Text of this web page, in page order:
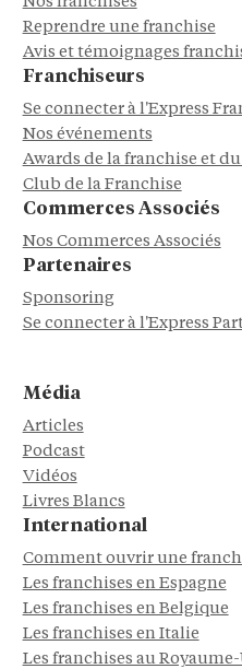
Reprendre une franchise
Avis et témoignages
Franchiseurs
Se connecter à l'Express
Nos événements
Awards de la franchise et
Club de la Franchise
Commerces Associés
Nos Commerces Associés
Partenaires
Sponsoring
Se connecter à l'Express
Média
Articles
Podcast
Vidéos
Livres Blancs
International
Comment ouvrir une
Les franchises en Espagne
Les franchises en Belgique
Les franchises en Italie
Les franchises au